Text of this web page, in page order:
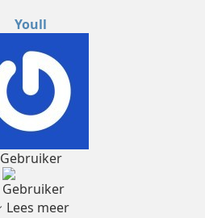
Youll
Gebruiker
Lees meer